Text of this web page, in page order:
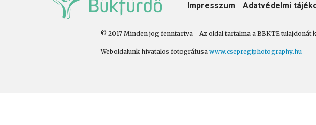
Impresszum Adatvédelmi
© 2017 Minden jog fenntartva - Az oldal tartalma a BBKTE tulajdonát
Weboldalunk hivatalos fotográfusa www.csepregiphotography.hu